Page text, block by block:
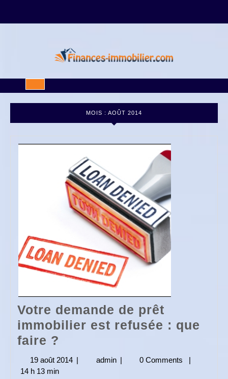
Open
Button
MOIS : AOÛT 2014
Votre demande de prêt
immobilier est refusée : que
faire ?
demande
de
19 août 2014 19
| admin admin
| 0 Comments
|
14 h 13 min